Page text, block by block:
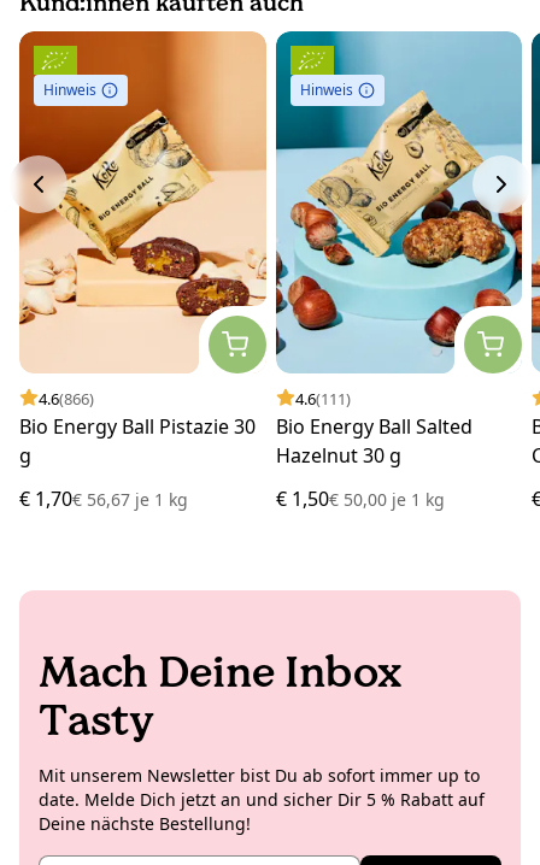
Hinweis
4.6(866)
Bio Energy Ball Pistazie 30
g
€ 1,70€ 56,67 je 1 kg
Hinweis
4.6(111)
Bio Energy Ball Salted
Hazelnut 30 g
€ 1,50€ 50,00 je1 kg
Mach Deine Inbox
Tasty
Mit unserem Newsletter bist Du ab sofort immer up to
date. Melde Dich jetzt an und sicher Dir 5 % Rabatt auf
Deine nächste Bestellung!